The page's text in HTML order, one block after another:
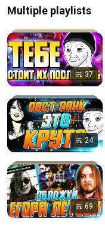
Multiple playlists
37
24
69